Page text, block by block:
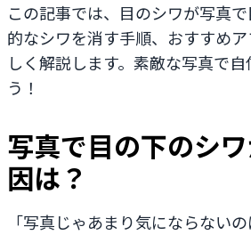
この記事では、目のシワが写真
的なシワを消す手順、おすすめ
しく解説します。素敵な写真で
う！
写真で目の下のシ
因は？
「写真じゃあまり気にならない